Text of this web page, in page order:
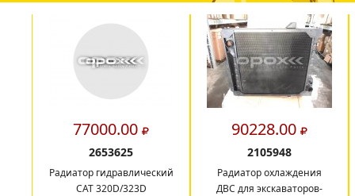
77000.00
2653625
Радиатор гидравлический
CAT 320D/323D
90228.00
2105948
Радиатор охлаждения
ДВС для экскаваторов-